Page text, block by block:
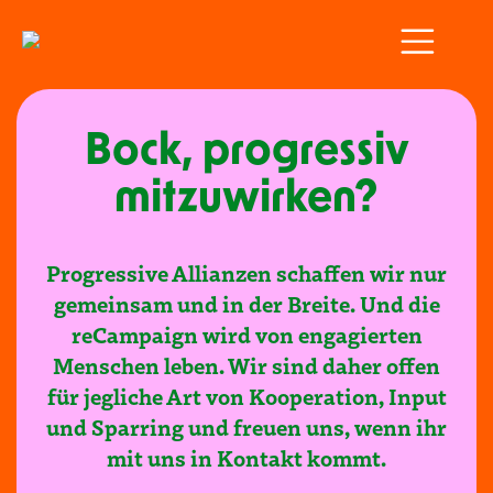
Start
Bock, progressiv
mitzuwirken?
Progressive Allianzen schaffen wir nur
gemeinsam und in der Breite. Und die
reCampaign wird von engagierten
Menschen leben. Wir sind daher offen
für jegliche Art von Kooperation, Input
und Sparring und freuen uns, wenn ihr
mit uns in Kontakt kommt.